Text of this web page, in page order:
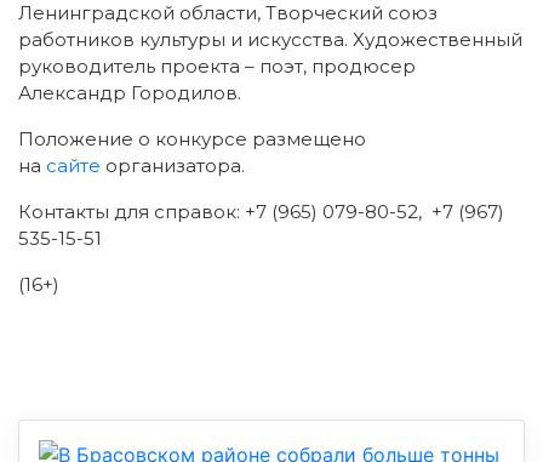
Ленинградской области, Творческий союз
работников культуры и искусства. Художественный
руководитель проекта – поэт, продюсер
Александр Городилов.
Положение о конкурсе размещено
на сайте организатора.
Контакты для справок: +7 (965) 079-80-52, +7 (967)
535-15-51
(16+)